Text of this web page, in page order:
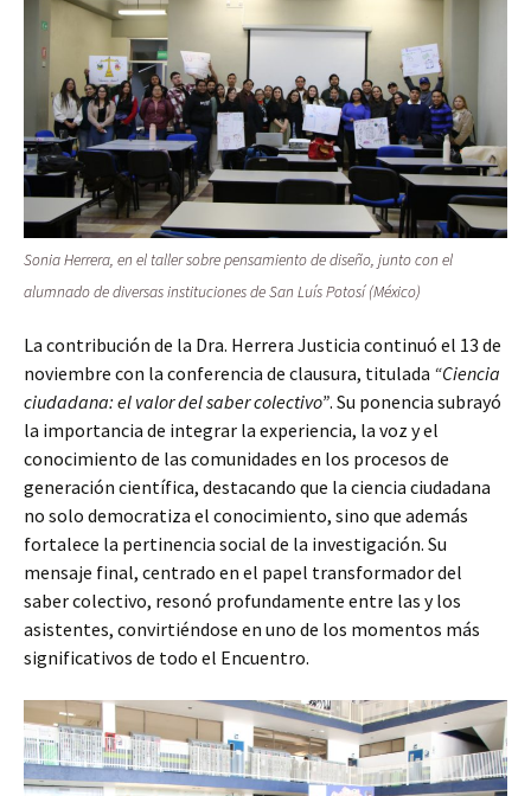
Sonia Herrera, en el taller sobre pensamiento de diseño, junto con el
alumnado de diversas instituciones de San Luís Potosí (México)
La contribución de la Dra. Herrera Justicia continuó el 13 de
noviembre con la conferencia de clausura, titulada “Ciencia
ciudadana: el valor del saber colectivo”. Su ponencia subrayó
la importancia de integrar la experiencia, la voz y el
conocimiento de las comunidades en los procesos de
generación científica, destacando que la ciencia ciudadana
no solo democratiza el conocimiento, sino que además
fortalece la pertinencia social de la investigación. Su
mensaje final, centrado en el papel transformador del
saber colectivo, resonó profundamente entre las y los
asistentes, convirtiéndose en uno de los momentos más
significativos de todo el Encuentro.